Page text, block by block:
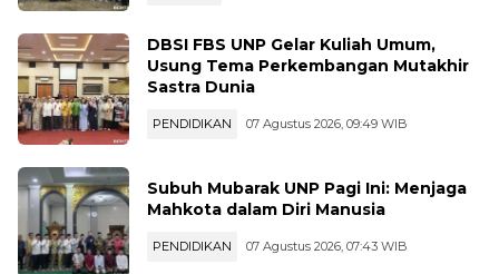
Usung Tema Perkembangan Mutakhir
Sastra Dunia
PENDIDIKAN 07 Agustus 2026, 09:49 WIB
Mahkota dalam Diri Manusia
PENDIDIKAN 07 Agustus 2026, 07:43 WIB